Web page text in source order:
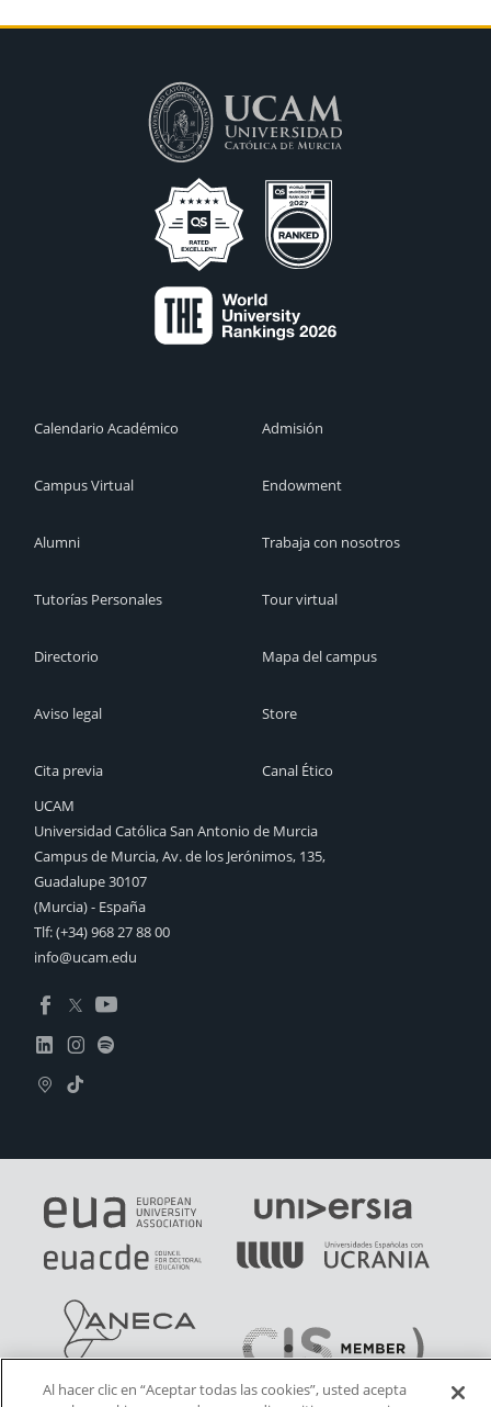
Calendario Académico
Campus Virtual
Alumni
Tutorías Personales
Directorio
Aviso legal
Cita previa
Admisión
Endowment
Trabaja con nosotros
Tour virtual
Mapa del campus
Store
Canal Ético
UCAM
Universidad Católica San Antonio de Murcia
Campus de Murcia, Av. de los Jerónimos, 135,
Guadalupe 30107
(Murcia) - España
Tlf:(+34) 968 27 88 00
info@ucam.edu
Al hacer clic en “Aceptar todas las cookies”, usted acepta